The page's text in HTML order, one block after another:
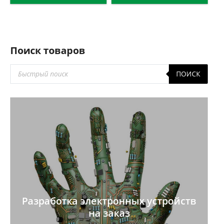
Поиск товаров
товаров
ПОИСК
Разработка электронных устройств
на заказ